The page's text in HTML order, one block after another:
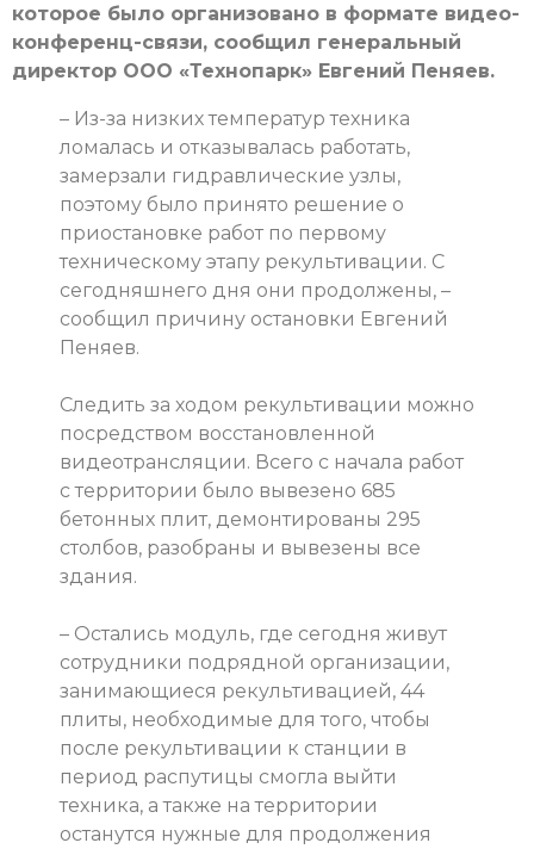
которое было организовано в формате видео-
конференц-связи, сообщил генеральный
директор ООО «Технопарк» Евгений Пеняев.
– Из-за низких температур техника
ломалась и отказывалась работать,
замерзали гидравлические узлы,
поэтому было принято решение о
приостановке работ по первому
техническому этапу рекультивации. С
сегодняшнего дня они продолжены, –
сообщил причину остановки Евгений
Пеняев.
Следить за ходом рекультивации можно
посредством восстановленной
видеотрансляции. Всего с начала работ
с территории было вывезено 685
бетонных плит, демонтированы 295
столбов, разобраны и вывезены все
здания.
– Остались модуль, где сегодня живут
сотрудники подрядной организации,
занимающиеся рекультивацией, 44
плиты, необходимые для того, чтобы
после рекультивации к станции в
период распутицы смогла выйти
техника, а также на территории
останутся нужные для продолжения